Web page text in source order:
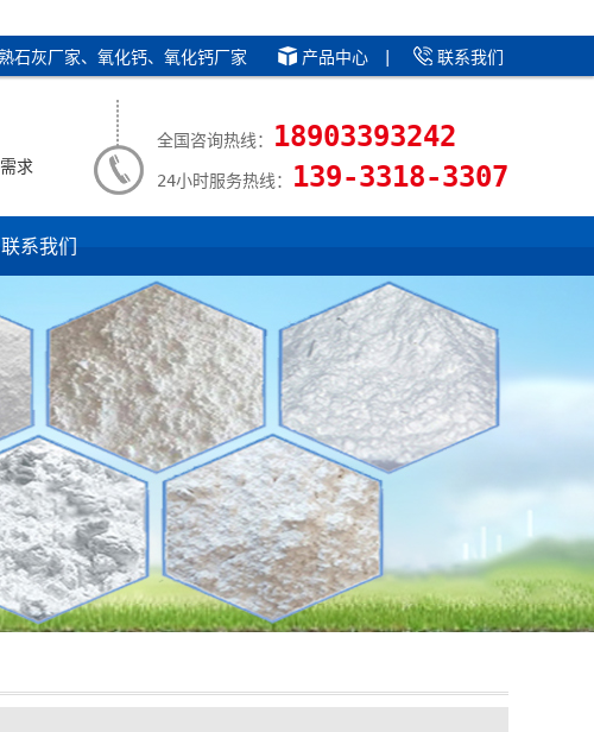
石灰厂家、氧化钙、氧化钙厂家 产品中心 | 联系我们
求
全国咨询热线： 18903393242
24小时服务热线： 139-3318-3307
联系我们